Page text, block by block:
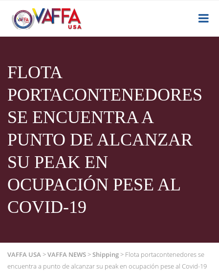
FLOTA
PORTACONTENEDORES
SE ENCUENTRA A
PUNTO DE ALCANZAR
SU PEAK EN
OCUPACIÓN PESE AL
COVID-19
VAFFA USA>VAFFA NEWS>Shipping> Flota portacontenedores se
encuentra a punto de alcanzar su peak en ocupación pese al Covid-19